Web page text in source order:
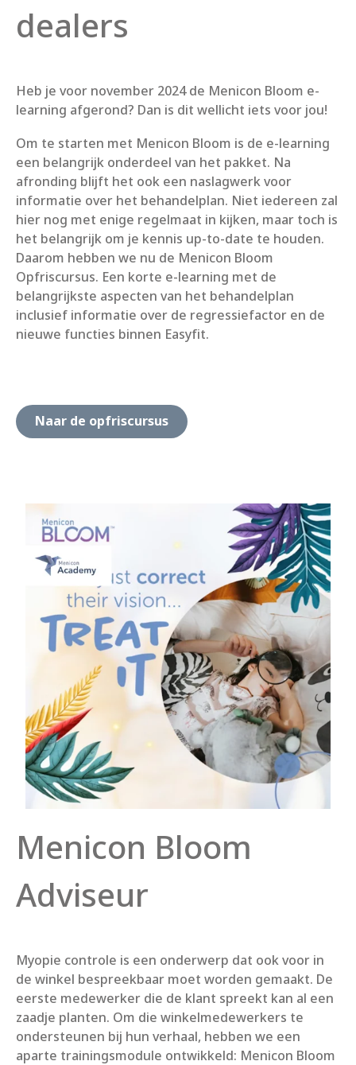
dealers
Heb je voor november 2024 de Menicon Bloom e-
learning afgerond? Dan is dit wellicht iets voor jou!
Om te starten met Menicon Bloom is de e-learning
een belangrijk onderdeel van het pakket. Na
afronding blijft het ook een naslagwerk voor
informatie over het behandelplan. Niet iedereen zal
hier nog met enige regelmaat in kijken, maar toch is
het belangrijk om je kennis up-to-date te houden.
Daarom hebben we nu de Menicon Bloom
Opfriscursus. Een korte e-learning met de
belangrijkste aspecten van het behandelplan
inclusief informatie over de regressiefactor en de
nieuwe functies binnen Easyfit.
Naar de opfriscursus
Menicon Bloom
Adviseur
Myopie controle is een onderwerp dat ook voor in
de winkel bespreekbaar moet worden gemaakt. De
eerste medewerker die de klant spreekt kan al een
zaadje planten. Om die winkelmedewerkers te
ondersteunen bij hun verhaal, hebben we een
aparte trainingsmodule ontwikkeld: Menicon Bloom